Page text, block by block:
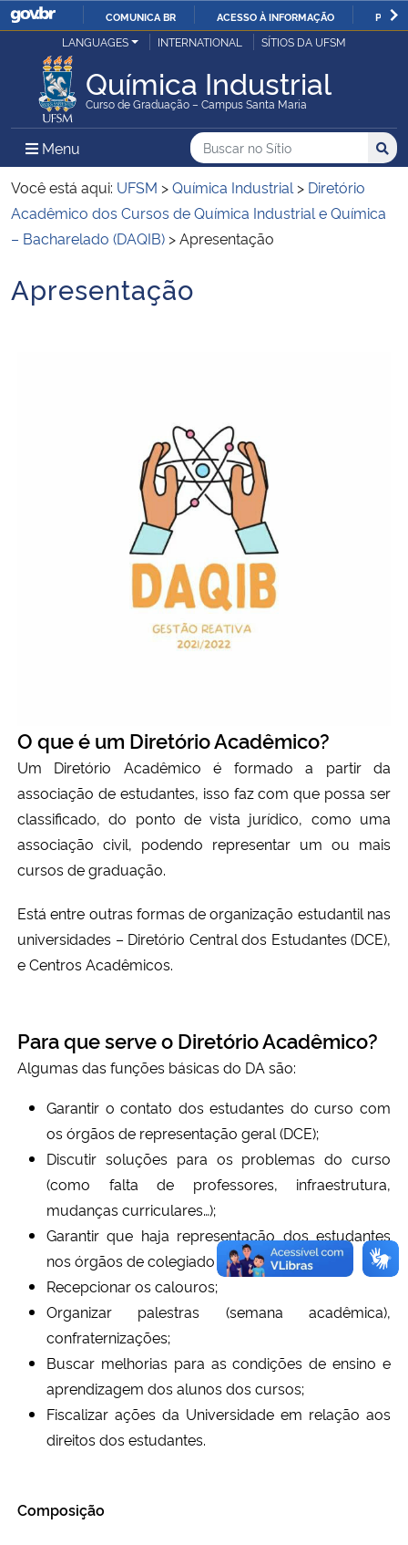
IR
O
COMUNICA BR ACESSO À INFORMAÇÃO
Ministério da Justiça e Segurança Pública
Ministério da Defesa
Ministério das Relações Exteriores
Ministério da Economia
Ministério da Infraestrutura
Ministério de Minas e Energia
Ministério da Ciência, Tecnologia, Inovações e Comunicações
Controladoria-Geral da União
Ministério da Mulher, da Família e dos Direitos Humanos
Secretaria de Governo
Banco Central do Brasil
LANGUAGES INTERNATIONAL SÍTIOS DA UFSM
Química Industrial
Curso de Graduação – Campus Santa Maria
Menu Menu Principal do Sítio
Busca
Buscar no no Sítio
Busca:
Você está aqui: UFSM >Química Industrial > Diretório
Acadêmico dos Cursos de Química Industrial e Química
– Bacharelado (DAQIB) >Apresentação
Início do conteúdo
Apresentação
O que é um Diretório Acadêmico?
Um Diretório Acadêmico é formado a partir da
associação de estudantes, isso faz com que possa ser
classificado, do ponto de vista jurídico, como uma
associação civil, podendo representar um ou mais
cursos de graduação.
Está entre outras formas de organização estudantil nas
universidades – Diretório Central dos Estudantes (DCE),
e Centros Acadêmicos.
Para que serve o Diretório Acadêmico?
Algumas das funções básicas do DA são:
Garantir o contato dos estudantes do curso com
os órgãos de representação geral (DCE);
Discutir soluções para os problemas do curso
(como falta de professores, infraestrutura,
mudanças curriculares…);
Garantir que haja representação dos estudantes
nos órgãos de colegiado e departamentos;
Recepcionar os calouros;
Organizar palestras (semana acadêmica),
confraternizações;
Buscar melhorias para as condições de ensino e
aprendizagem dos alunos dos cursos;
Fiscalizar ações da Universidade em relação aos
direitos dos estudantes.
Composição